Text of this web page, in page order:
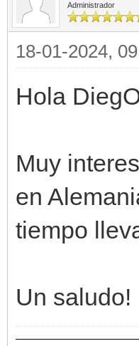
Administrador
18-01-2024,
Hola
Muy
en
tiempo
Un saludo!